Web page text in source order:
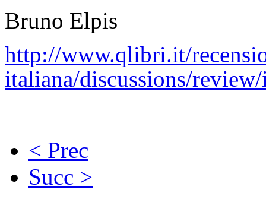
Bruno Elpis
http://www.qlibri.it/
italiana/discussions/
< Prec
Succ >